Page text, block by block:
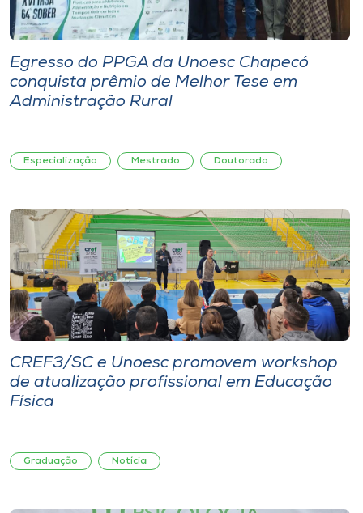
Egresso do PPGA da Unoesc Chapecó
conquista prêmio de Melhor Tese em
Administração Rural
Especialização Mestrado Doutorado
CREF3/SC e Unoesc promovem workshop
de atualização profissional em Educação
Física
Graduação Notícia